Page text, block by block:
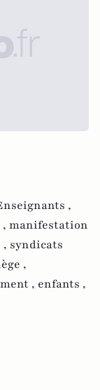
,
manifestation
, syndicats
,
, enfants ,